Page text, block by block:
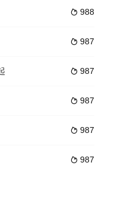
重逢
地区，买卖儿童几近市场化，形成
永宝世熙是个有草料
 988
 987
 987
 987
 987
 987